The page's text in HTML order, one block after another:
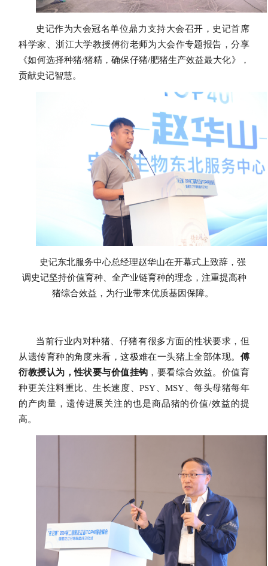
史记作为大会冠名单位鼎力支持大会召开，史记首席
科学家、浙江大学教授傅衍老师为大会作专题报告，分享
《如何选择种猪/猪精，确保仔猪/肥猪生产效益最大化》，
贡献史记智慧。
史记东北服务中心总经理赵华山在开幕式上致辞，强
调史记坚持价值育种、全产业链育种的理念，注重提高种
猪综合效益，为行业带来优质基因保障。
当前行业内对种猪、仔猪有很多方面的性状要求，但
从遗传育种的角度来看，这极难在一头猪上全部体现。 傅
衍教授认为，性状要与价值挂钩 ，要看综合效益。价值育
种更关注料重比、生长速度、PSY、MSY、每头母猪每年
的产肉量，遗传进展关注的也是商品猪的价值/效益的提
高。